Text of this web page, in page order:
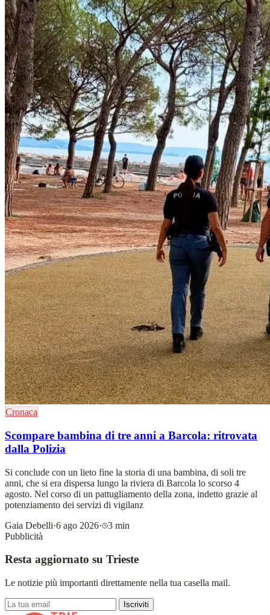
Cronaca
Scompare bambina di tre anni a Barcola: ritrovata
dalla Polizia
Si conclude con un lieto fine la storia di una bambina, di soli tre
anni, che si era dispersa lungo la riviera di Barcola lo scorso 4
agosto. Nel corso di un pattugliamento della zona, indetto grazie al
potenziamento dei servizi di vigilanz
Gaia Debelli·6 ago 2026·
3 min
Pubblicità
Resta aggiornato su Trieste
Le notizie più importanti direttamente nella tua casella mail.
Iscriviti